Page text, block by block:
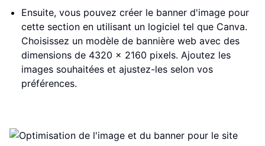
Ensuite, vous pouvez créer le banner d'image pour
cette section en utilisant un logiciel tel que Canva.
Choisissez un modèle de bannière web avec des
dimensions de 4320 x 2160 pixels. Ajoutez les
images souhaitées et ajustez-les selon vos
préférences.